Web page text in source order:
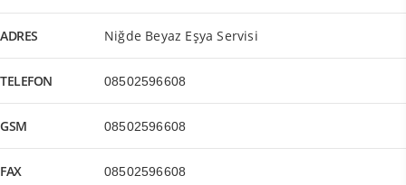
ADRES Niğde Beyaz Eşya Servisi
TELEFON 08502596608
GSM 08502596608
FAX 08502596608